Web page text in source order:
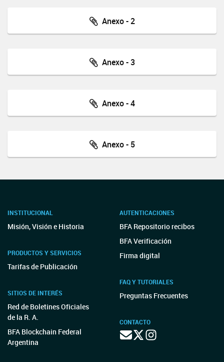
Anexo - 2
Anexo - 3
Anexo - 4
Anexo - 5
INSTITUCIONAL
Misión, Visión e Historia
PRODUCTOS Y SERVICIOS
Tarifas de Publicación
SITIOS DE INTERÉS
Red de Boletines Oficiales
de la R. A.
BFA Blockchain Federal
Argentina
AUTENTICACIONES
BFA Repositorio recibos
BFA Verificación
Firma digital
FAQ Y TUTORIALES
Preguntas Frecuentes
CONTACTO